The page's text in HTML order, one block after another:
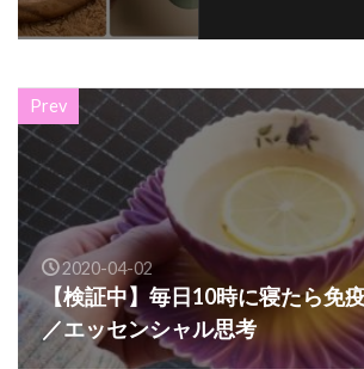
Prev
2020-04-02
【検証中】毎日10時に寝たら免
／エッセンシャル思考